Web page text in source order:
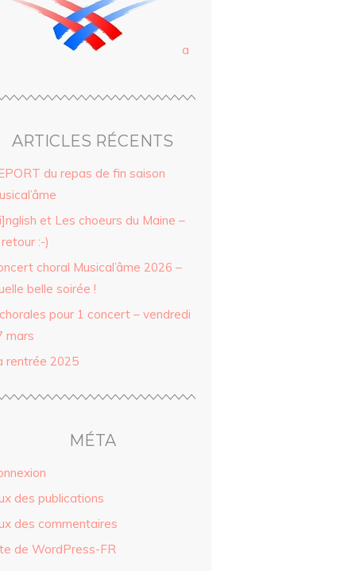
a
ARTICLES RÉCENTS
du repas de fin saison
et Les choeurs du Maine –
:-)
choral Musical’âme 2026 –
belle soirée !
pour 1 concert – vendredi
mars
rentrée 2025
MÉTA
des publications
des commentaires
de WordPress-FR